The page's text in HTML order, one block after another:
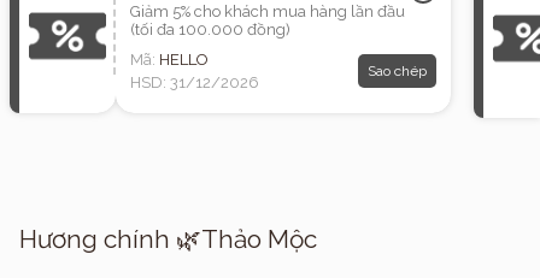
Giảm 5% cho khách mua hàng lần đầu
(tối đa 100.000 đồng)
Mã: HELLO
HSD: 31/12/2026
Sao chép
Hương chính 🌿Thảo Mộc